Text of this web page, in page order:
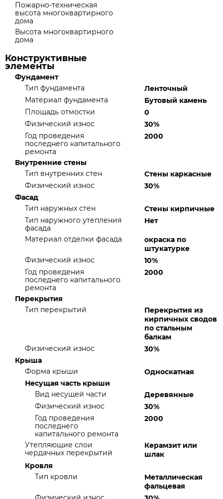
Пожарно-техническая
высота многоквартирного
дома
Высота многоквартирного
дома
Конструктивные
элементы
Фундамент
Тип фундамента
Ленточный
Материал фундамента
Бутовый камень
Площадь отмостки
0
Физический износ
30%
Год проведения
последнего капитального
ремонта
2000
Внутренние стены
Тип внутренних стен
Стены каркасные
Физический износ
30%
Фасад
Тип наружных стен
Стены кирпичные
Тип наружного утепления
фасада
Нет
Материал отделки фасада
окраска по
штукатурке
Физический износ
10%
Год проведения
последнего капитального
ремонта
2000
Перекрытия
Тип перекрытий
Перекрытия из
кирпичных сводов
по стальным
балкам
Физический износ
30%
Крыша
Форма крыши
Односкатная
Несущая часть крыши
Вид несущей части
Деревянные
Физический износ
30%
Год проведения
последнего
капитального ремонта
2000
Утепляющие слои
чердачных перекрытий
Керамзит или
шлак
Кровля
Тип кровли
Металлическая
фальцевая